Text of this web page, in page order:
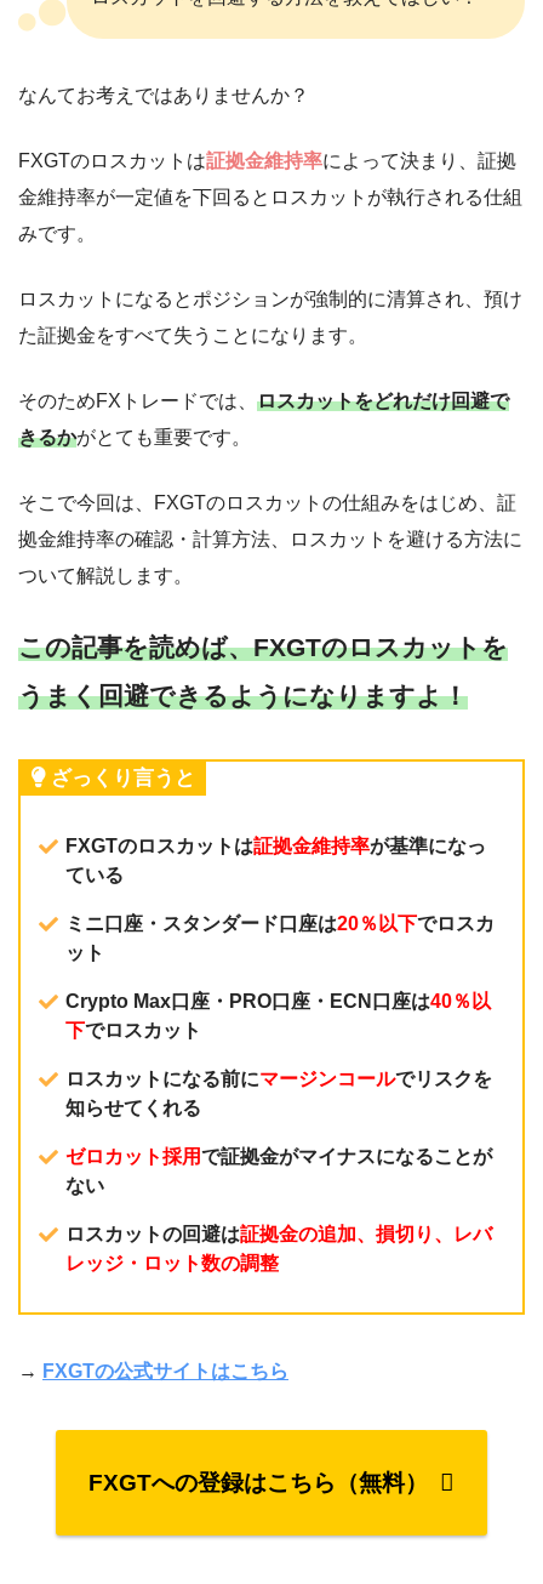
なんてお考えではありませんか？
FXGTのロスカットは証拠金維持率によって決まり、証拠
金維持率が一定値を下回るとロスカットが執行される仕組
みです。
ロスカットになるとポジションが強制的に清算され、預け
た証拠金をすべて失うことになります。
そのためFXトレードでは、 ロスカットをどれだけ回避で
きるかがとても重要です。
そこで今回は、FXGTのロスカットの仕組みをはじめ、証
拠金維持率の確認・計算方法、ロスカットを避ける方法に
ついて解説します。
この記事を読めば、FXGTのロスカットを
うまく回避できるようになりますよ！
ざっくり言うと
FXGTのロスカットは証拠金維持率が基準になっ
ている
ミニ口座・スタンダード口座は20％以下でロスカ
ット
Crypto Max口座・PRO口座・ECN口座は40％以
下でロスカット
ロスカットになる前にマージンコールでリスクを
知らせてくれる
ゼロカット採用で証拠金がマイナスになることが
ない
ロスカットの回避は証拠金の追加、損切り、レバ
レッジ・ロット数の調整
→ FXGTの公式サイトはこちら
FXGTへの登録はこちら（無料）